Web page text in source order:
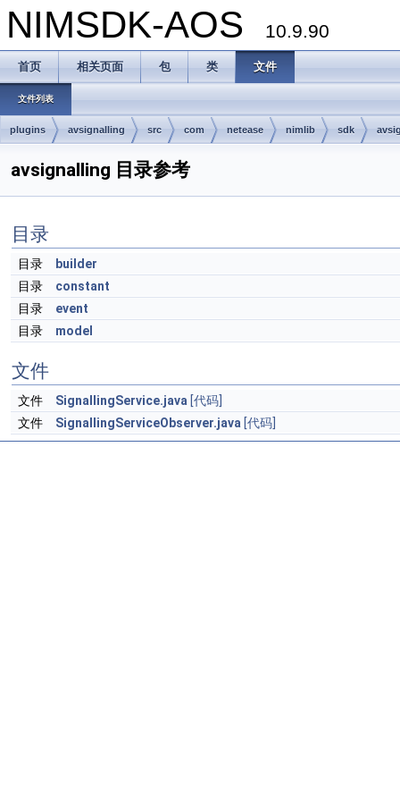
NIMSDK-AOS 10.9.90
首页 相关页面 包 类 文件
文件列表
plugins avsignalling src com netease nimlib sdk
avsignalling 目录参考
目录
目录
builder
目录
constant
目录
event
目录
model
文件
文件 SignallingService.java [代码]
文件
SignallingServiceObserver.java [代码]